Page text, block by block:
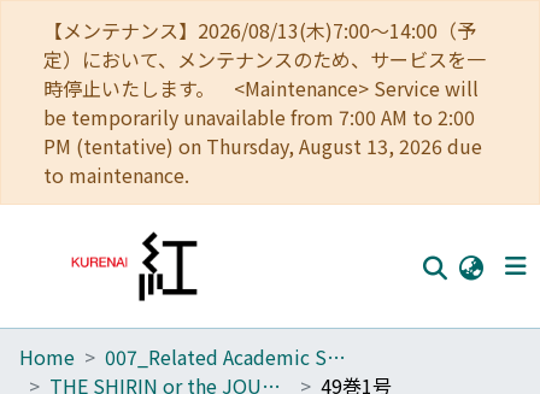
【メンテナンス】2026/08/13(木)7:00～14:00（予
定）において、メンテナンスのため、サービスを一
時停止いたします。 <Maintenance> Service will
be temporarily unavailable from 7:00 AM to 2:00
PM (tentative) on Thursday, August 13, 2026 due
to maintenance.
Home
Home
007_Related Academic Societies
THE SHIRIN or the JOURNAL OF HISTORY
49巻1号